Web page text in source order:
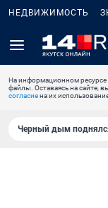
НЕДВИЖИМОСТЬ
На информационном ресурсе
файлы. Оставаясь на сайте,
согласиена их
Черный дым